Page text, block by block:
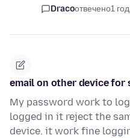
Dracoотвечено1
email on other device for
My password work to
logged in it reject the
device. it work fine